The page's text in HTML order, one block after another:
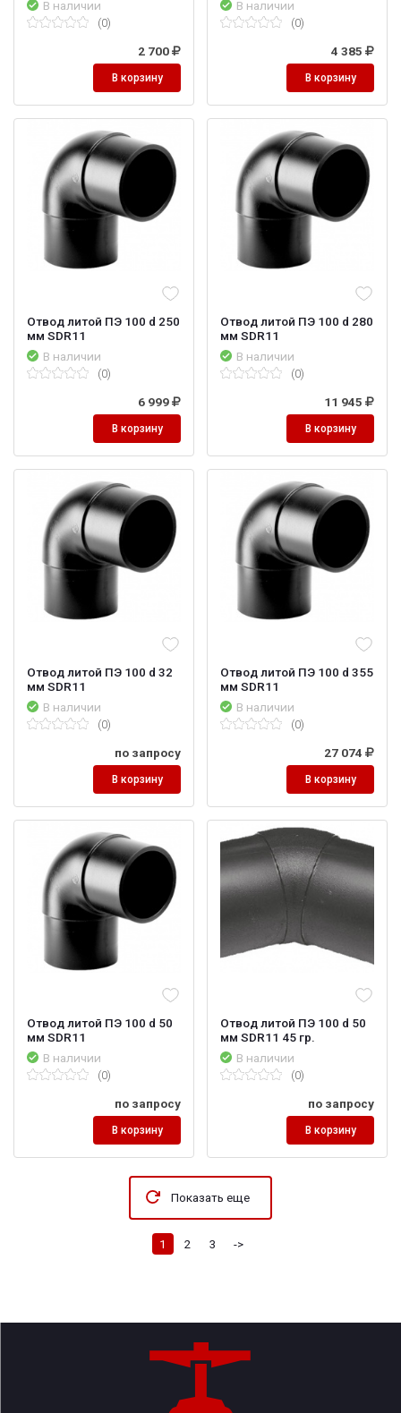
В наличии
(0)
2 700
В корзину
В наличии
(0)
4 385
В корзину
Отвод литой ПЭ 100 d 250
мм SDR11
В наличии
(0)
6 999
В корзину
Отвод литой ПЭ 100 d 280
мм SDR11
В наличии
(0)
11 945
В корзину
Отвод литой ПЭ 100 d 32
мм SDR11
В наличии
(0)
по запросу
В корзину
Отвод литой ПЭ 100 d 355
мм SDR11
В наличии
(0)
27 074
В корзину
Отвод литой ПЭ 100 d 50
мм SDR11
В наличии
(0)
по запросу
В корзину
Отвод литой ПЭ 100 d 50
мм SDR11 45 гр.
В наличии
(0)
по запросу
В корзину
Показать еще
1 2 3 ->